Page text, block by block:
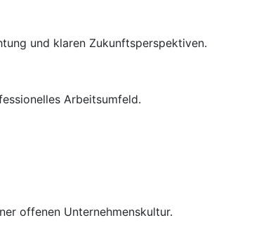
und klaren Zukunftsperspektiven.
Arbeitsumfeld.
offenen Unternehmenskultur.